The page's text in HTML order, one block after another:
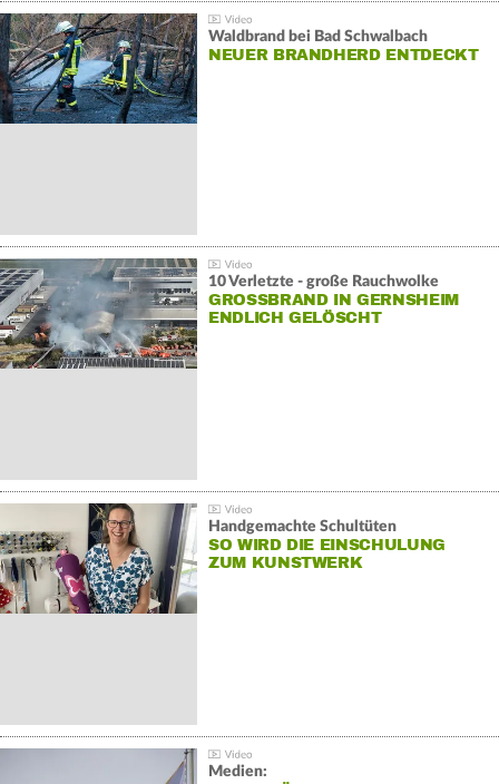
Waldbrand bei Bad Schwalbach
NEUER BRANDHERD ENTDECKT
10 Verletzte - große Rauchwolke
GROSSBRAND IN GERNSHEIM E
NDLICH GELÖSCHT
Handgemachte Schultüten
SO WIRD DIE EINSCHULUNG
ZUM KUNSTWERK
Medien: